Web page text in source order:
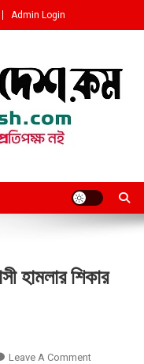
Admin Login
হামলার শিকার
Leave A CommentOn